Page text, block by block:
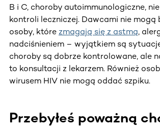
B i C, choroby autoimmunologiczne,
kontroli leczniczej. Dawcami nie mogą
osoby, które zmagają się z astmą,
nadciśnieniem – wyjątkiem są
choroby są dobrze kontrolowane, ale
to konsultacji z lekarzem. Również
wirusem HIV nie mogą oddać szpiku.
Przebyłeś poważną